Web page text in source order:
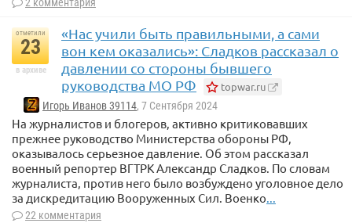
отметили
23
в архиве
«Нас учили быть правильными, а сами
вон кем оказались»: Сладков рассказал о
давлении со стороны бывшего
руководства МО РФ
topwar.ru
Игорь Иванов 39114, 7 Сентября 2024
На журналистов и блогеров, активно критиковавших
прежнее руководство Министерства обороны РФ,
оказывалось серьезное давление. Об этом рассказал
военный репортер ВГТРК Александр Сладков. По словам
журналиста, против него было возбуждено уголовное дело
за дискредитацию Вооруженных Сил. Военко...
22 комментария